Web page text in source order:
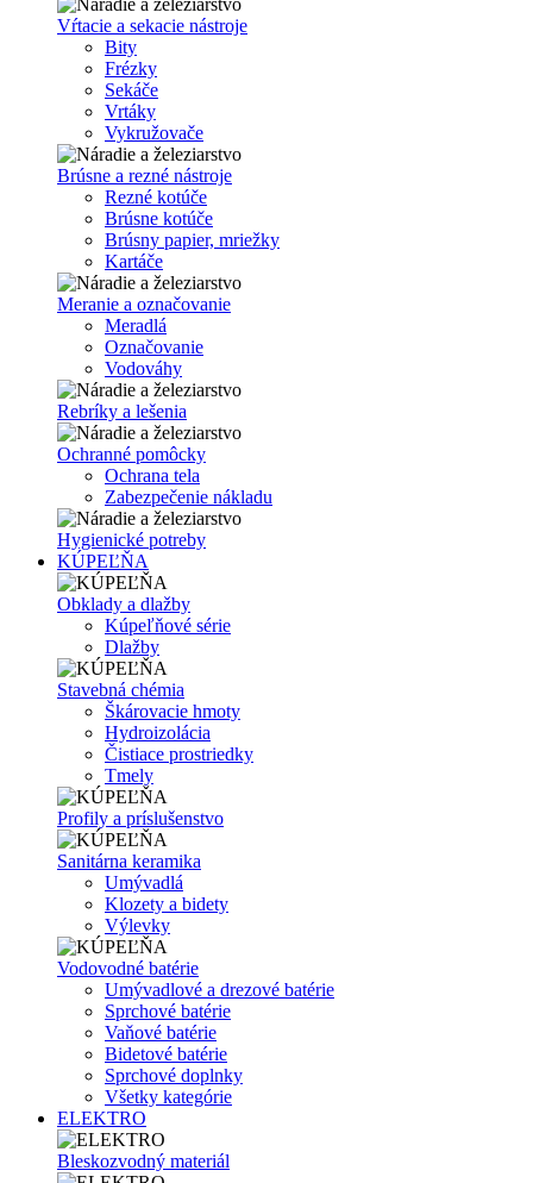
Vŕtacie a sekacie nástroje
Bity
Frézky
Sekáče
Vrtáky
Vykružovače
Brúsne a rezné nástroje
Rezné kotúče
Brúsne kotúče
Brúsny papier, mriežky
Kartáče
Meranie a označovanie
Meradlá
Označovanie
Vodováhy
Rebríky a lešenia
Ochranné pomôcky
Ochrana tela
Zabezpečenie nákladu
Hygienické potreby
KÚPEĽŇA
Obklady a dlažby
Kúpeľňové série
Dlažby
Stavebná chémia
Škárovacie hmoty
Hydroizolácia
Čistiace prostriedky
Tmely
Profily a príslušenstvo
Sanitárna keramika
Umývadlá
Klozety a bidety
Výlevky
Vodovodné batérie
Umývadlové a drezové batérie
Sprchové batérie
Vaňové batérie
Bidetové batérie
Sprchové doplnky
Všetky kategórie
ELEKTRO
Bleskozvodný materiál